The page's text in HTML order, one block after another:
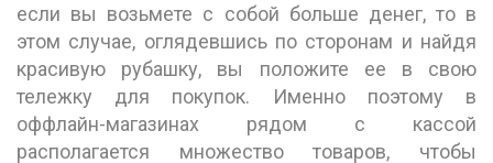
если вы возьмете с собой больше денег, то в
этом случае, оглядевшись по сторонам и найдя
красивую рубашку, вы положите ее в свою
тележку для покупок. Именно поэтому в
оффлайн-магазинах рядом с кассой
располагается множество товаров, чтобы